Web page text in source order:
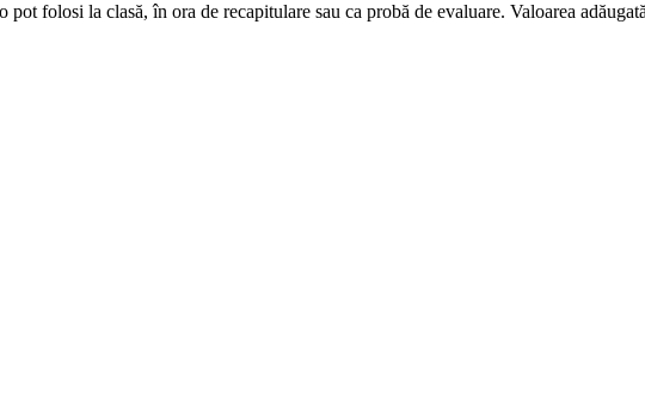
folosi la clasă, în ora de recapitulare sau ca probă de evaluare. Valoarea